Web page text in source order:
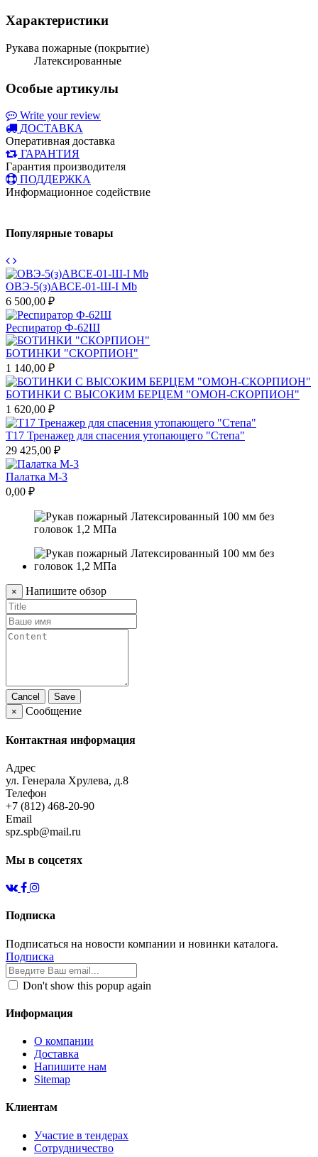
Характеристики
Рукава пожарные (покрытие)
Латексированные
Особые артикулы
Write your review
ДОСТАВКА
Оперативная доставка
ГАРАНТИЯ
Гарантия производителя
ПОДДЕРЖКА
Информационное содействие
Популярные товары
ОВЭ-5(з)АВСЕ-01-Ш-I Mb
6 500,00 ₽
Респиратор Ф-62Ш
БОТИНКИ "СКОРПИОН"
1 140,00 ₽
БОТИНКИ С ВЫСОКИМ БЕРЦЕМ "ОМОН-СКОРПИОН"
1 620,00 ₽
Т17 Тренажер для спасения утопающего "Степа"
29 425,00 ₽
Палатка М-3
0,00 ₽
× Напишите обзор
Cancel
Save
×
Сообщение
Контактная информация
Адрес
ул. Генерала Хрулева, д.8
Телефон
+7 (812) 468-20-90
Email
spz.spb@mail.ru
Мы в соцсетях
Подписка
Подписаться на новости компании и новинки каталога.
Подписка
Don't show this popup again
Информация
О компании
Доставка
Напишите нам
Sitemap
Клиентам
Участие в тендерах
Сотрудничество